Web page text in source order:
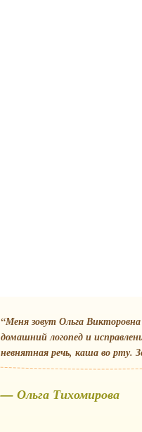
“Меня зовут Ольга
домашний логопед и
невнятная речь, каша во рту.
— Ольга Тихомирова